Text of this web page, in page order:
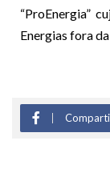
“ProEnergia”
Energias fora